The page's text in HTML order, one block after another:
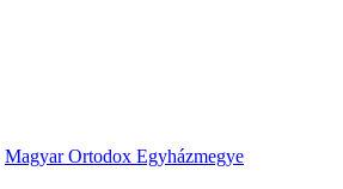
Magyar Ortodox Egyházmegye